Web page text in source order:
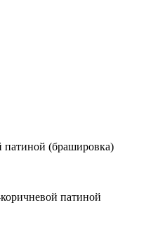
патиной (брашировка)
патиной